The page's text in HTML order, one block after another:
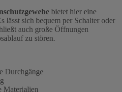
bietet hier eine
lässt sich bequem per Schalter oder
auch große Öffnungen
zu stören.
Durchgänge
Materialien